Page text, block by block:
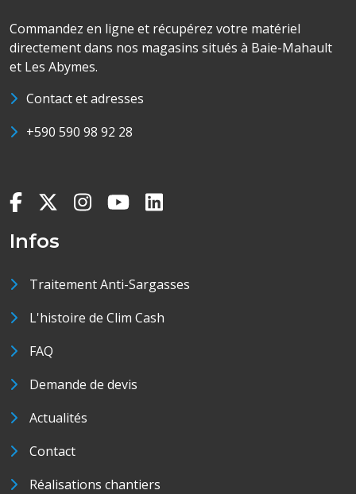
Commandez en ligne et récupérez votre matériel
directement dans nos magasins situés à Baie-Mahault
et Les Abymes.
Contact et adresses
+590 590 98 92 28
Infos
Traitement Anti-Sargasses
L'histoire de Clim Cash
FAQ
Demande de devis
Actualités
Contact
Réalisations chantiers